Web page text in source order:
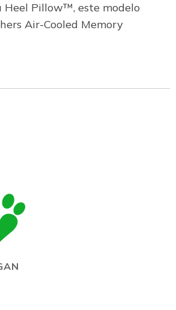
Heel Pillow™, este modelo
Air-Cooled Memory